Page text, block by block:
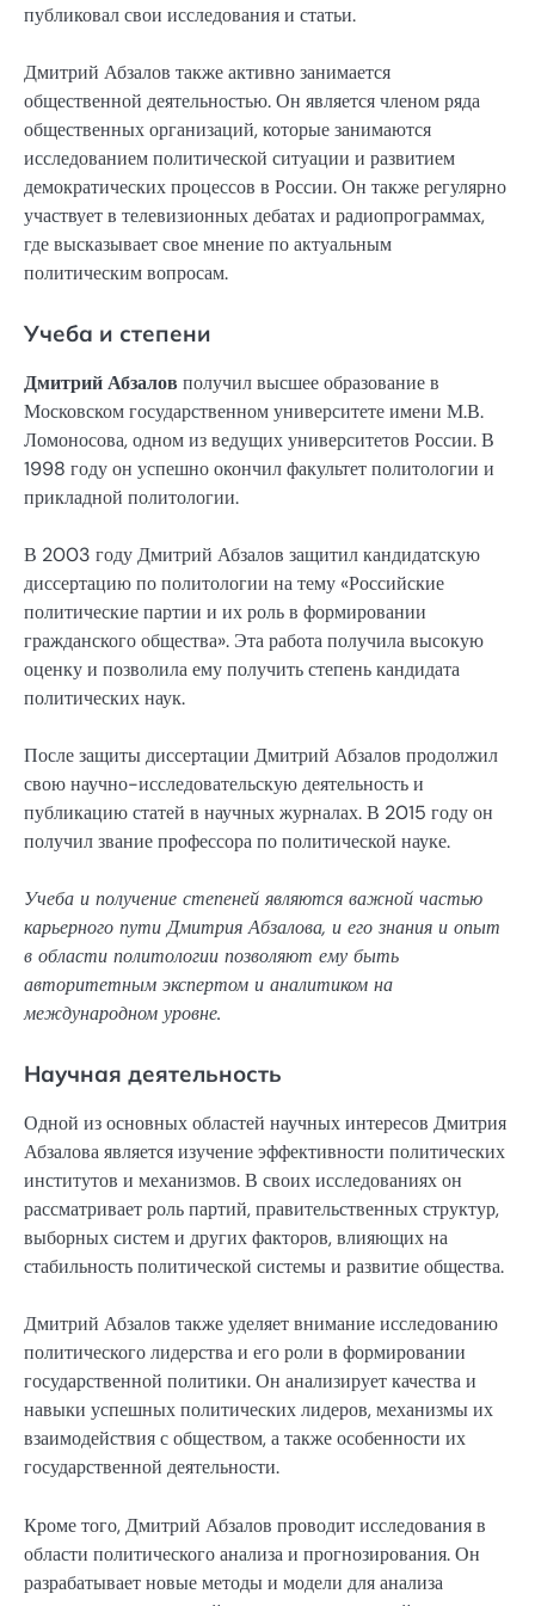
публиковал свои исследования и статьи.
Дмитрий Абзалов также активно занимается
общественной деятельностью. Он является членом ряда
общественных организаций, которые занимаются
исследованием политической ситуации и развитием
демократических процессов в России. Он также регулярно
участвует в телевизионных дебатах и радиопрограммах,
где высказывает свое мнение по актуальным
политическим вопросам.
Учеба и степени
Дмитрий Абзалов получил высшее образование в
Московском государственном университете имени М.В.
Ломоносова, одном из ведущих университетов России. В
1998 году он успешно окончил факультет политологии и
прикладной политологии.
В 2003 году Дмитрий Абзалов защитил кандидатскую
диссертацию по политологии на тему «Российские
политические партии и их роль в формировании
гражданского общества». Эта работа получила высокую
оценку и позволила ему получить степень кандидата
политических наук.
После защиты диссертации Дмитрий Абзалов продолжил
свою научно-исследовательскую деятельность и
публикацию статей в научных журналах. В 2015 году он
получил звание профессора по политической науке.
Учеба и получение степеней являются важной частью
карьерного пути Дмитрия Абзалова, и его знания и опыт
в области политологии позволяют ему быть
авторитетным экспертом и аналитиком на
международном уровне.
Научная деятельность
Одной из основных областей научных интересов Дмитрия
Абзалова является изучение эффективности политических
институтов и механизмов. В своих исследованиях он
рассматривает роль партий, правительственных структур,
выборных систем и других факторов, влияющих на
стабильность политической системы и развитие общества.
Дмитрий Абзалов также уделяет внимание исследованию
политического лидерства и его роли в формировании
государственной политики. Он анализирует качества и
навыки успешных политических лидеров, механизмы их
взаимодействия с обществом, а также особенности их
государственной деятельности.
Кроме того, Дмитрий Абзалов проводит исследования в
области политического анализа и прогнозирования. Он
разрабатывает новые методы и модели для анализа